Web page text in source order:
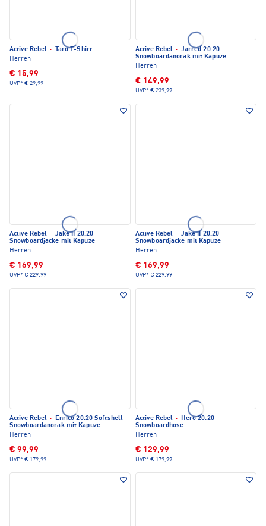
Active Rebel ·
Taro T-Shirt
Herren
€ 15,99
UVP* € 29,99
Active Rebel · Jarred 20.20
Snowboardanorak mit Kapuze
Herren
€ 149,99
UVP* € 239,99
Active Rebel · Jake II 20.20
Snowboardjacke mit Kapuze
Herren
€ 169,99
UVP* € 229,99
Active Rebel · Jake II 20.20
Snowboardjacke mit Kapuze
Herren
€ 169,99
UVP* € 229,99
Active Rebel ·
Enrico 20.20 Softshell
Snowboardanorak mit Kapuze
Herren
€ 99,99
UVP* € 179,99
Active Rebel ·
Hero 20.20
Snowboardhose
Herren
€ 129,99
UVP* € 179,99